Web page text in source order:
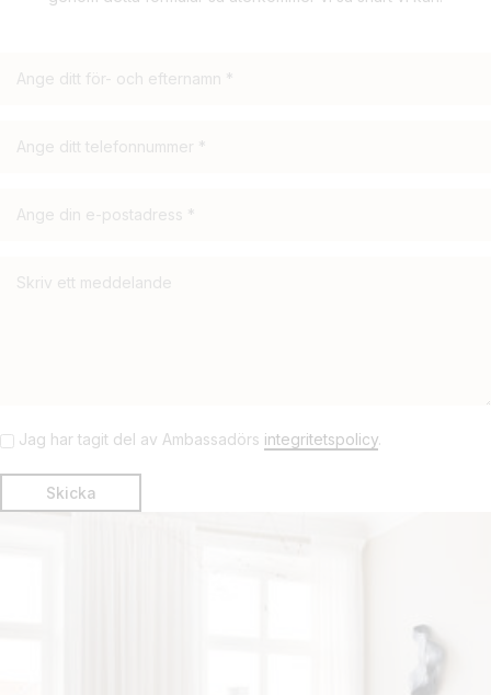
Jag har tagit del av Ambassadörs integritetspolicy.